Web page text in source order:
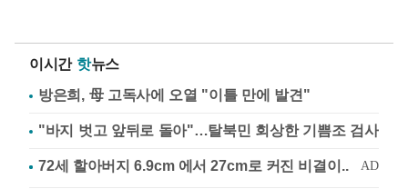
이시간 핫뉴스
방은희, 母 고독사에 오열 "이틀 만에 발견"
"바지 벗고 앞뒤로 돌아"…탈북민 회상한 기쁨조 검사